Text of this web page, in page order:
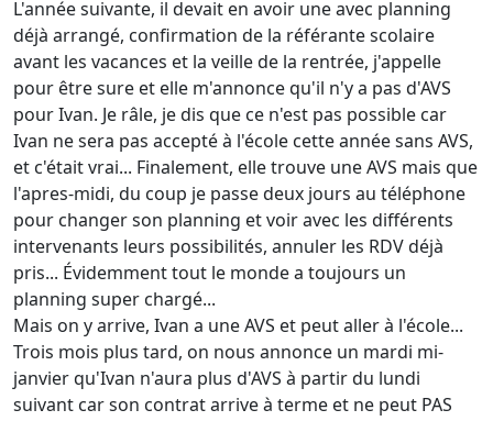
L'année suivante, il devait en avoir une avec planning
déjà arrangé, confirmation de la référante scolaire
avant les vacances et la veille de la rentrée, j'appelle
pour être sure et elle m'annonce qu'il n'y a pas d'AVS
pour Ivan. Je râle, je dis que ce n'est pas possible car
Ivan ne sera pas accepté à l'école cette année sans AVS,
et c'était vrai... Finalement, elle trouve une AVS mais que
l'apres-midi, du coup je passe deux jours au téléphone
pour changer son planning et voir avec les différents
intervenants leurs possibilités, annuler les RDV déjà
pris... Évidemment tout le monde a toujours un
planning super chargé...
Mais on y arrive, Ivan a une AVS et peut aller à l'école...
Trois mois plus tard, on nous annonce un mardi mi-
janvier qu'Ivan n'aura plus d'AVS à partir du lundi
suivant car son contrat arrive à terme et ne peut PAS